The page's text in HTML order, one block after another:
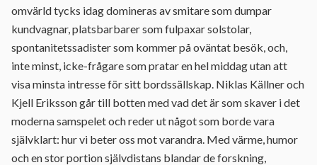
omvärld tycks idag domineras av smitare som dumpar
kundvagnar, platsbarbarer som fulpaxar solstolar,
spontanitetssadister som kommer på oväntat besök, och,
inte minst, icke-frågare som pratar en hel middag utan att
visa minsta intresse för sitt bordssällskap. Niklas Källner och
Kjell Eriksson går till botten med vad det är som skaver i det
moderna samspelet och reder ut något som borde vara
självklart: hur vi beter oss mot varandra. Med värme, humor
och en stor portion självdistans blandar de forskning,